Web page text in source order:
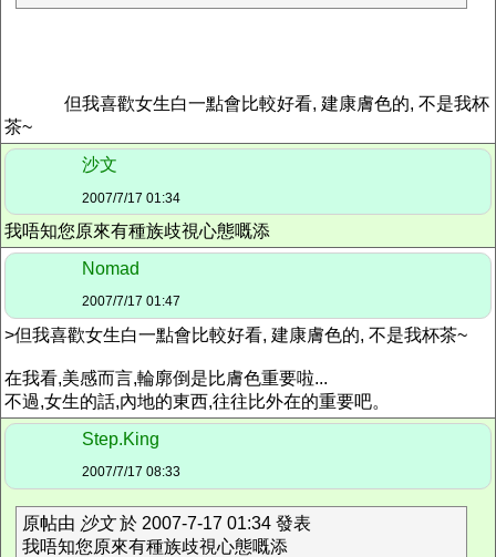
但我喜歡女生白一點會比較好看, 建康膚色的, 不是我杯
茶~
沙文
2007/7/17 01:34
我唔知您原來有種族歧視心態嘅添
Nomad
2007/7/17 01:47
>但我喜歡女生白一點會比較好看, 建康膚色的, 不是我杯茶~
在我看,美感而言,輪廓倒是比膚色重要啦...
不過,女生的話,內地的東西,往往比外在的重要吧。
Step.King
2007/7/17 08:33
原帖由 沙文於 2007-7-17 01:34 發表
我唔知您原來有種族歧視心態嘅添